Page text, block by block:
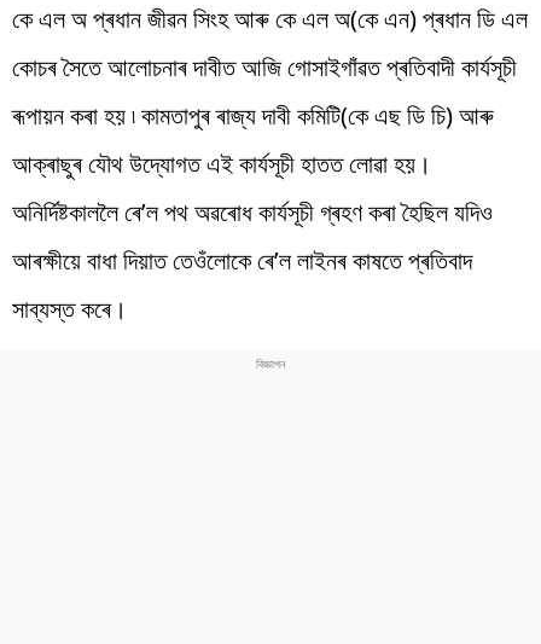
কে এল অ প্ৰধান জীৱন সিংহ আৰু কে এল অ(কে এন) প্ৰধান ডি এল
কোচৰ সৈতে আলোচনাৰ দাবীত আজি গোসাইগাঁৱত প্ৰতিবাদী কাৰ্যসূচী
ৰূপায়ন কৰা হয় ৷ কামতাপুৰ ৰাজ্য দাবী কমিটি(কে এছ ডি চি) আৰু
আক্ৰাছুৰ যৌথ উদ্যোগত এই কাৰ্যসূচী হাতত লোৱা হয়।
অনিৰ্দিষ্টকাললৈ ৰে’ল পথ অৱৰোধ কাৰ্যসূচী গ্ৰহণ কৰা হৈছিল যদিও
আৰক্ষীয়ে বাধা দিয়াত তেওঁলোকে ৰে’ল লাইনৰ কাষতে প্ৰতিবাদ
সাব্যস্ত কৰে।